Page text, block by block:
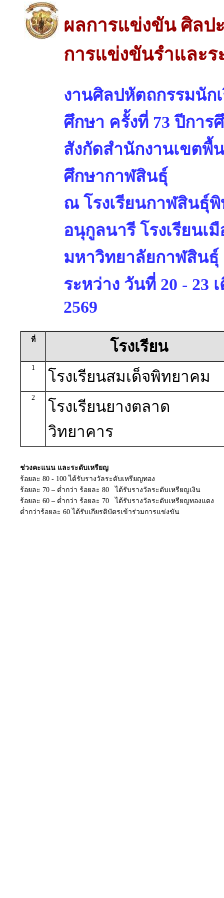
ผลการแข่งขัน ศิลป
การแข่งขันรำและร
งานศิลปหัตถกรรมนัก
ศึกษา ครั้งที่ 73 ปีการ
สังกัดสำนักงานเขตพื้
ศึกษากาฬสินธุ์
ณ โรงเรียนกาฬสินธุ์พิ
อนุกูลนารี โรงเรียนเ
มหาวิทยาลัยกาฬสินธุ์
ระหว่าง วันที่ 20 - 23
2569
ที่ โรงเรียน
1
โรงเรียนสมเด็จพิทยาคม
2
โรงเรียนยางตลาด
วิทยาคาร
ช่วงคะแนน และระดับเหรียญ
ร้อยละ 80 - 100 ได้รับรางวัลระดับเหรียญทอง
ร้อยละ 70 – ต่ำกว่า ร้อยละ 80 ได้รับรางวัลระดับเหรียญเงิน
ร้อยละ 60 – ต่ำกว่า ร้อยละ 70 ได้รับรางวัลระดับเหรียญทองแดง
ต่ำกว่าร้อยละ 60 ได้รับเกียรติบัตรเข้าร่วมการแข่งขัน